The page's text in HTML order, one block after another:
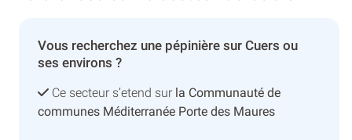
Vous recherchez une pépinière sur Cuers ou
ses environs ?
Ce secteur s’etend sur la Communauté de
communes Méditerranée Porte des Maures